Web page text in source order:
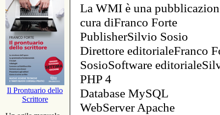
Il Prontuario dello
Scrittore
La WMI è una
cura diFranco Forte
PublisherSilvio Sosio
Direttore editorialeFranco
SosioSoftware
PHP 4
Database MySQL
WebServer Apache